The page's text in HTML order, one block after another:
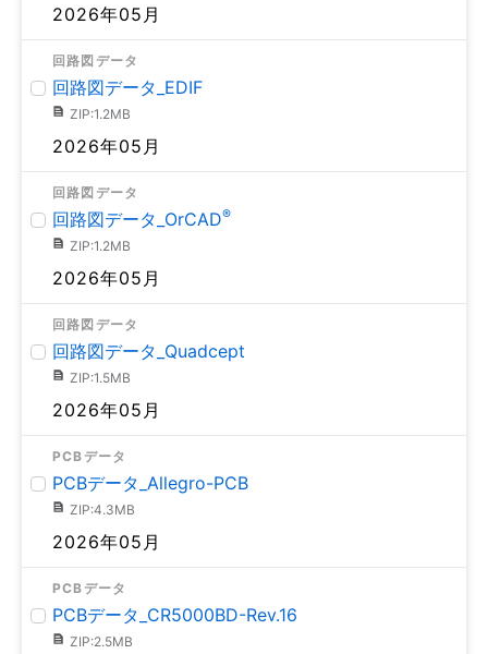
2026年05月
回路図データ
回路図データ_EDIF
ZIP:1.2MB
2026年05月
回路図データ
回路図データ_OrCAD®
ZIP:1.2MB
2026年05月
回路図データ
回路図データ_Quadcept
ZIP:1.5MB
2026年05月
PCBデータ
PCBデータ_Allegro-PCB
ZIP:4.3MB
2026年05月
PCBデータ
PCBデータ_CR5000BD-Rev.16
ZIP:2.5MB